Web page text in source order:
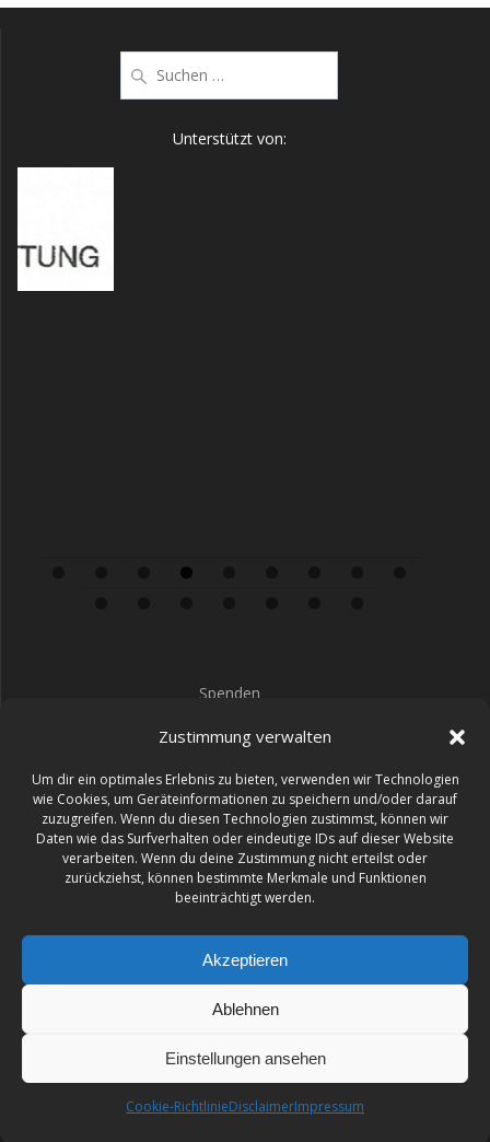
Zustimmung verwalten
Um dir ein optimales Erlebnis zu bieten, verwenden wir Technologien
wie Cookies, um Geräteinformationen zu speichern und/oder darauf
zuzugreifen. Wenn du diesen Technologien zustimmst, können wir
Daten wie das Surfverhalten oder eindeutige IDs auf dieser Website
verarbeiten. Wenn du deine Zustimmung nicht erteilst oder
zurückziehst, können bestimmte Merkmale und Funktionen
beeinträchtigt werden.
Akzeptieren
Ablehnen
Einstellungen ansehen
Cookie-RichtlinieDisclaimerImpressum
nach:
Unterstützt von:
Spenden
Impressum
49:13:07:40
© 2026 BURNOUT FESTIVAL. Erstellt mit WordPress und dem
Highlight Theme